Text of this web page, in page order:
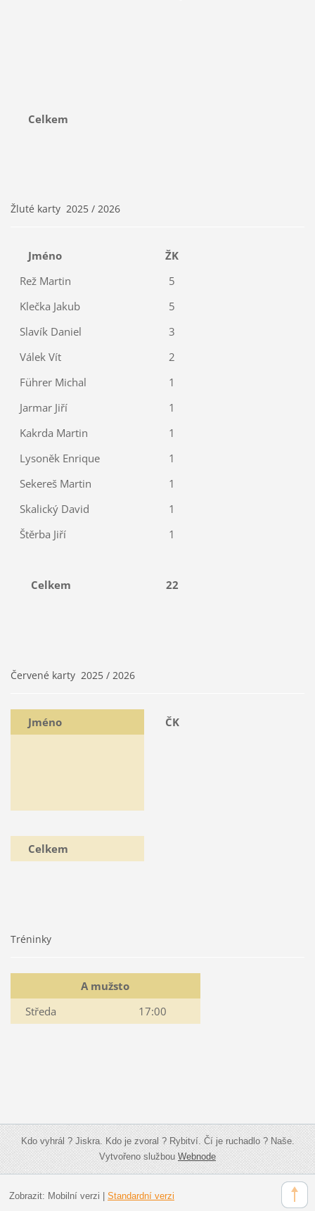
Celkem
Žluté karty 2025 / 2026
Jméno
ŽK
Rež Martin
5
Klečka Jakub
5
Slavík Daniel
3
Válek Vít
2
Führer Michal
1
Jarmar Jiří
1
Kakrda Martin
1
Lysoněk Enrique
1
Sekereš Martin
1
Skalický David
1
Štěrba Jiří
1
Celkem 22
Červené karty 2025 / 2026
Jméno ČK
Celkem
Tréninky
A mužsto
Středa
17:00
Kdo vyhrál ? Jiskra. Kdo je zvoral ? Rybitví. Čí je ruchadlo ? Naše.
Vytvořeno službouWebnode
Zobrazit: Mobilní verzi | Standardní verzi